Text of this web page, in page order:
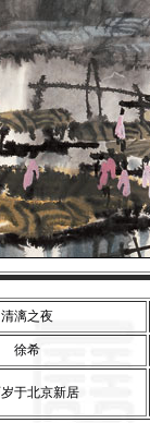
清漓之夜
徐希
于北京新居